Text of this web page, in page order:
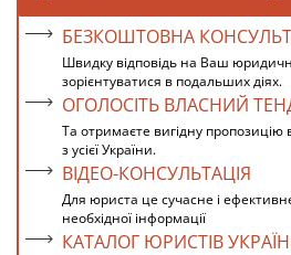
БЕЗКОШТОВНА
Швидку відповідь на Ваш
зорієнтуватися в подальших діях.
ОГОЛОСІТЬ ВЛАСНИЙ
Та отримаєте вигідну пропозицію
з усієї України.
ВІДЕО-КОНСУЛЬТАЦІЯ
Для юриста це сучасне і
необхідної інформації
КАТАЛОГ ЮРИСТІВ